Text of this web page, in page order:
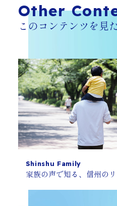
Other
このコンテンツを見
Shinshu Family
家族の声で知る、 信州の